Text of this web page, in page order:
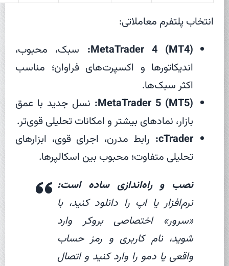
انتخاب پلتفرم معاملاتی:
MetaTrader 4 (MT4):
سبک، محبوب،
اندیکاتورها و اکسپرت‌های فراوان؛ مناسب
اکثر سبک‌ها.
MetaTrader 5 (MT5): نسل جدید با عمق
بازار، نمادهای بیشتر و امکانات تحلیلی قوی‌تر.
cTrader: رابط مدرن، اجرای قوی، ابزارهای
تحلیلی متفاوت؛ محبوب بین اسکالپرها.
نصب و راه‌اندازی ساده است:
نرم‌افزار یا اپ را دانلود کنید، با
«سرور» اختصاصی بروکر وارد
شوید، نام کاربری و رمز حساب
واقعی یا دمو را وارد کنید و اتصال